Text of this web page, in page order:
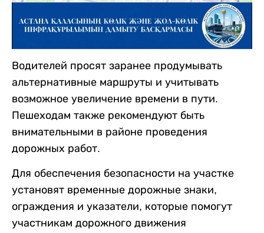
Водителей просят заранее продумывать
альтернативные маршруты и учитывать
возможное увеличение времени в пути.
Пешеходам также рекомендуют быть
внимательными в районе проведения
дорожных работ.
Для обеспечения безопасности на участке
установят временные дорожные знаки,
ограждения и указатели, которые помогут
участникам дорожного движения